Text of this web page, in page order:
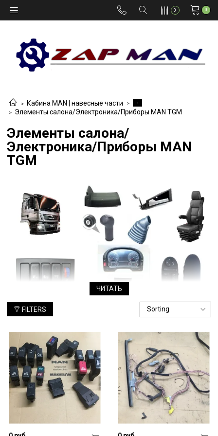
0 0
Кабина MAN | навесные части
-
Элементы салона/Электроника/Приборы MAN TGM
Элементы салона/
Электроника/Приборы MAN
TGM
Одна из наиболее уязвимых частей грузовиков – кабина,
теряет свой вид и свойства. Производитель рекомендует в
случае поломок использовать только оригинальные
комплектующие. Но часто их нет в наличии, приходится
привозить под заказ и терпеть убытки из-за простоев
грузовика.
Что выбрать: оригинальные детали или дешевые аналоги?
Сегодня на рынке можно часто встретить подделки
оригинальных деталей МАН. Производители утверждают, что
они мало чем отличаются от аналогов, а вот стоят
значительно меньше. Но не является ли такая экономия
ЧИТАТЬ
FILTERS